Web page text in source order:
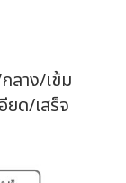
ลาง/เข้ม
ยด/เสร็จ